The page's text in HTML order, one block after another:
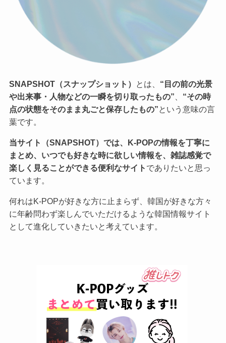
SNAPSHOT（スナップショット） とは、 “目の前の光景
や出来事・人物などの一瞬を切り取ったもの”
“その時
点の状態をそのまま丸ごと保存したもの” という意味の言
葉です。
当サイト（SNAPSHOT）では、K-POPの情報を丁寧に
まとめ、いつでも好きな時に欲しい情報を、雑誌感覚で
楽しく見ることができる便利なサイト でありたいと思っ
ています。
何れはK-POPが好きな方に止まらず、韓国が好きな方々
に年齢問わず楽しんでいただけるような韓国情報サイト
として進化していきたいと考えています。